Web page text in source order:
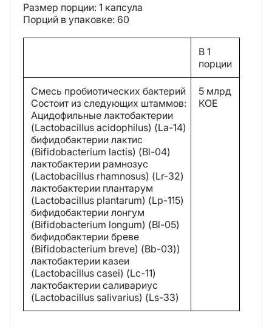
Размер порции: 1 капсула
Порций в упаковке: 60
В 1
порции
Смесь пробиотических бактерий
Состоит из следующих штаммов:
Ацидофильные лактобактерии
(Lactobacillus acidophilus) (La-14)
бифидобактерии лактис
(Bifidobacterium lactis) (Bl-04)
лактобактерии рамнозус
(Lactobacillus rhamnosus) (Lr-32)
лактобактерии плантарум
(Lactobacillus plantarum) (Lp-115)
бифидобактерии лонгум
(Bifidobacterium longum) (Bl-05)
бифидобактерии бреве
(Bifidobacterium breve) (Bb-03))
лактобактерии казеи
(Lactobacillus casei) (Lc-11)
лактобактерии саливариус
(Lactobacillus salivarius) (Ls-33)
5 млрд
КОЕ